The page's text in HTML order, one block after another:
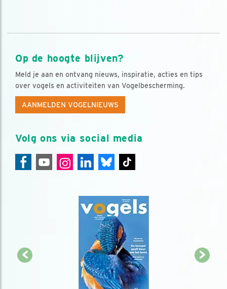
Op de hoogte blijven?
Meld je aan en ontvang nieuws, inspiratie, acties en tips
over vogels en activiteiten van Vogelbescherming.
AANMELDEN VOGELNIEUWS
Volg ons via social media